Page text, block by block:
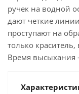
ручек на водной
дают четкие
проступают на
только
Время высыхания